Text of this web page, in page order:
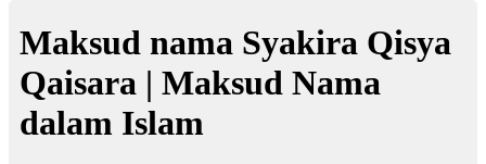
Maksud nama Syakira Qisya
Qaisara | Maksud Nama
dalam Islam